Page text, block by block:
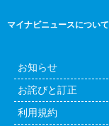
マイナビニュースについて
お知らせ
お詫びと訂正
利用規約